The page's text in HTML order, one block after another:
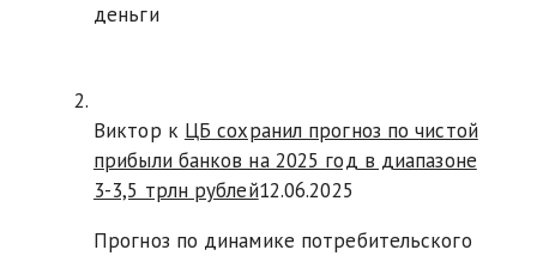
деньги
Виктор к ЦБ сохранил прогноз по чистой
прибыли банков на 2025 год в диапазоне
3-3,5 трлн рублей12.06.2025
Прогноз по динамике потребительского